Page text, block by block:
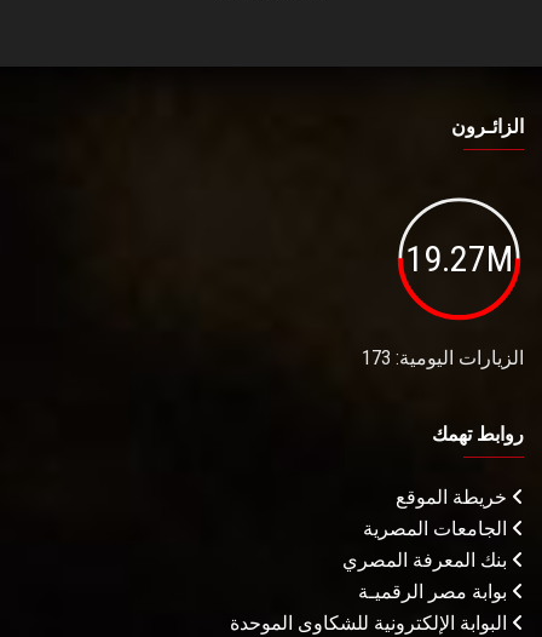
الزائـرون
19.27M
الزيارات اليومية: 173
روابط تهمك
خريطة الموقع
الجامعات المصرية
بنك المعرفة المصري
بوابة مصر الرقميـة
البوابة الإلكترونية للشكاوى الموحدة